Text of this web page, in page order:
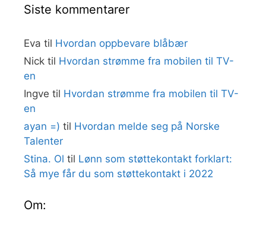
Siste kommentarer
Eva til Hvordan oppbevare blåbær
Nick til Hvordan strømme fra mobilen til TV-
en
Ingve til Hvordan strømme fra mobilen til TV-
en
ayan =) til Hvordan melde seg på Norske
Talenter
Stina. Ol til Lønn som støttekontakt forklart:
Så mye får du som støttekontakt i 2022
Om: